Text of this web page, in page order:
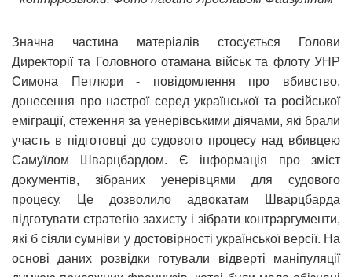
Значна частина матеріалів стосується Голови
Директорії та Головного отамана військ та флоту УНР
Симона Петлюри - повідомлення про вбивство,
донесення про настрої серед української та російської
еміграції, стеження за уенерівськими діячами, які брали
участь в підготовці до судового процесу над вбивцею
Самуїлом Шварцбардом. Є інформація про зміст
документів, зібраних уенерівцями для судового
процесу. Це дозволило адвокатам Шварцбарда
підготувати стратегію захисту і зібрати контраргументи,
які б сіяли сумніви у достовірності української версії. На
основі даних розвідки готували відверті маніпуляції